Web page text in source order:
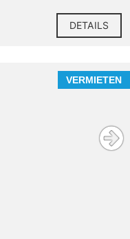
DETAILS
VERMIETEN